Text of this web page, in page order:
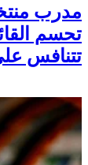
مدرب
تتنافس